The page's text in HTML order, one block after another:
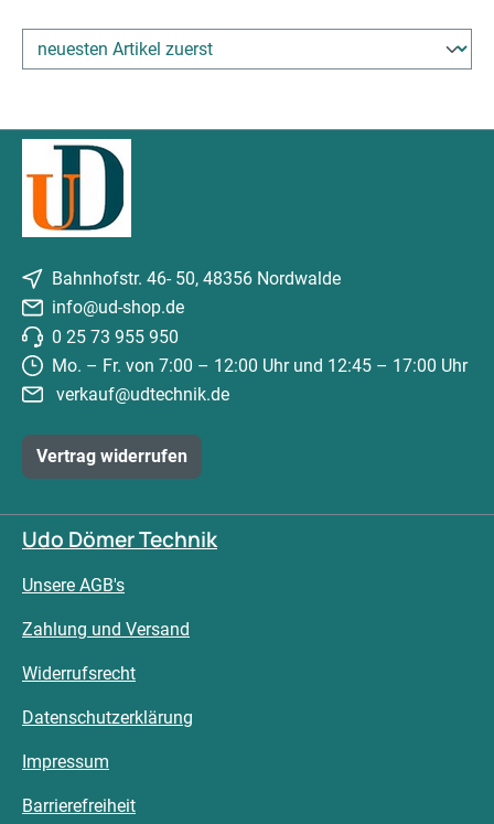
Bahnhofstr. 46- 50, 48356 Nordwalde
info@ud-shop.de
0 25 73 955 950
Mo. – Fr. von 7:00 – 12:00 Uhr und 12:45 – 17:00 Uhr
verkauf@udtechnik.de
Vertrag widerrufen
Udo Dömer Technik
Unsere AGB's
Zahlung und Versand
Widerrufsrecht
Datenschutzerklärung
Impressum
Barrierefreiheit